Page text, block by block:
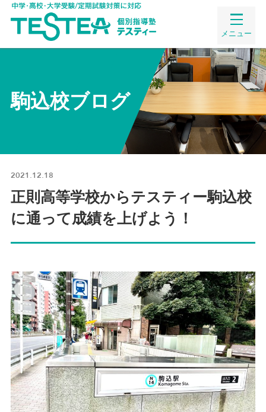
メニュー
駒込校ブログ
2021.12.18
正則高等学校からテスティー駒込校
に通って成績を上げよう！